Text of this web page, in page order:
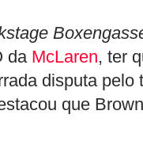
da McLaren, ter
disputa
que